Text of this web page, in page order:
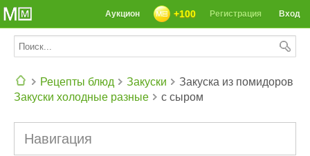
Вход
Регистрация
+100
Аукцион
Рецепты блюд
Закуски
Закуски холодные разные
Закуска из помидоров
с сыром
Навигация